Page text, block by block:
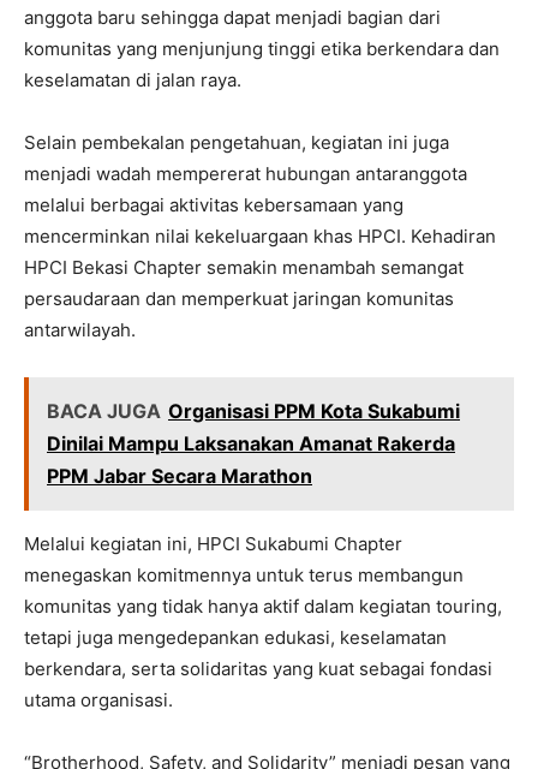
anggota baru sehingga dapat menjadi bagian dari
komunitas yang menjunjung tinggi etika berkendara dan
keselamatan di jalan raya.
Selain pembekalan pengetahuan, kegiatan ini juga
menjadi wadah mempererat hubungan antaranggota
melalui berbagai aktivitas kebersamaan yang
mencerminkan nilai kekeluargaan khas HPCI. Kehadiran
HPCI Bekasi Chapter semakin menambah semangat
persaudaraan dan memperkuat jaringan komunitas
antarwilayah.
BACA JUGA Organisasi PPM Kota Sukabumi
Dinilai Mampu Laksanakan Amanat Rakerda
PPM Jabar Secara Marathon
Melalui kegiatan ini, HPCI Sukabumi Chapter
menegaskan komitmennya untuk terus membangun
komunitas yang tidak hanya aktif dalam kegiatan touring,
tetapi juga mengedepankan edukasi, keselamatan
berkendara, serta solidaritas yang kuat sebagai fondasi
utama organisasi.
“Brotherhood, Safety, and Solidarity” menjadi pesan yang